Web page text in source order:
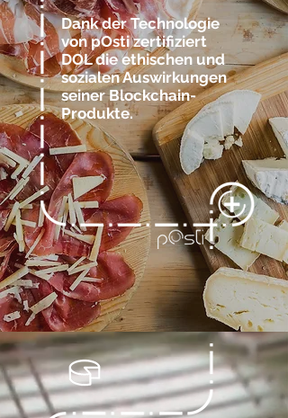
Dank der Technologie
von pOsti zertifiziert
DOL die ethischen und
sozialen Auswirkungen
seiner Blockchain-
Produkte.